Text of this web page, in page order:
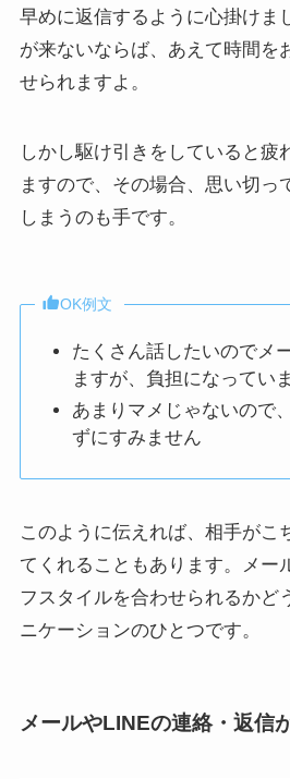
早めに返信するように心掛けま
が来ないならば、あえて時間を
せられますよ。
しかし駆け引きをしていると疲
ますので、その場合、思い切っ
しまうのも手です。
OK例文
たくさん話したいのでメ
ますが、負担になってい
あまりマメじゃないので
ずにすみません
このように伝えれば、相手がこ
てくれることもあります。メー
フスタイルを合わせられるかど
ニケーションのひとつです。
メールやLINEの連絡・返信